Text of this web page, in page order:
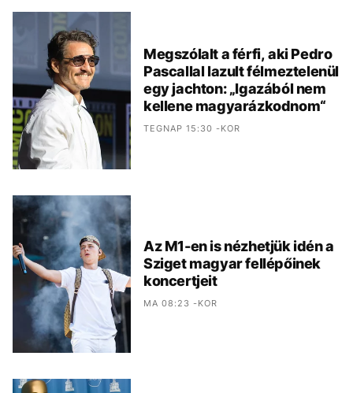
Megszólalt a férfi, aki Pedro
Pascallal lazult félmeztelenül
egy jachton: „Igazából nem
kellene magyarázkodnom“
TEGNAP 15:30 -KOR
Az M1-en is nézhetjük idén a
Sziget magyar fellépőinek
koncertjeit
MA 08:23 -KOR